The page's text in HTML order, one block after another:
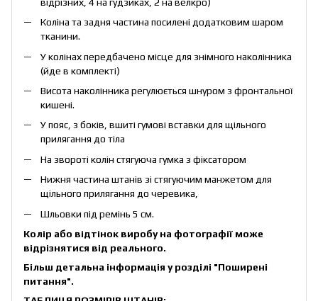
Коліна та задня частина посилені додатковим шаром
тканини.
У колінах передбачено місце для знімного наколінника
(йде в комплекті)
Висота наколінника регулюється шнуром з фронтальної
кишені.
У пояс, з боків, вшиті гумові вставки для щільного
прилягання до тіла
На звороті колін стягуюча гумка з фіксатором
Нижня частина штанів зі стягуючим манжетом для
щільного прилягання до черевика,
Шльовки під ремінь 5 см.
Колір або відтінок виробу на фотографії може
відрізнятися від реального.
Більш детальна інформація у розділі "Поширені
питання".